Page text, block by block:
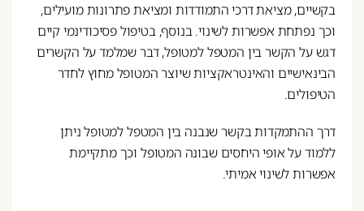
בקשיים, מציאת דרכי התמודדות ומציאת פתרונות מועילים,
וכך נפתחת אפשרות לשינוי. בנוסף, בטיפול פסיכודינמי קיים
דגש על הקשר בין המטפל למטופל, דבר שמלמד על הקשרים
הבינאישיים והאינטראקציות שיוצר המטופל מחוץ לחדר
הטיפולים.
דרך ההתמקדות בקשר שנבנה בין המטפל למטופל ניתן
ללמוד על אופי היחסים שבונה המטופל וכך מתקיימת
אפשרות לשינוי אמיתי.